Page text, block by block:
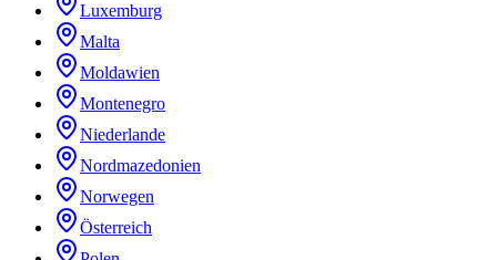
Luxemburg
Malta
Moldawien
Montenegro
Niederlande
Nordmazedonien
Norwegen
Österreich